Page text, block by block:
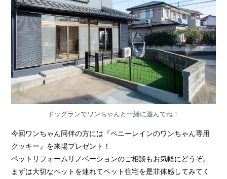
ドッグランでワンちゃんと一緒に遊んでね！
今回ワンちゃん同伴の方には『ペニーレインのワンちゃん専用
クッキー』を来場プレゼント！
ペットリフォームリノベーションのご相談もお気軽にどうぞ。
まずは大切なペットを連れてペット住宅を是非体感してみてく